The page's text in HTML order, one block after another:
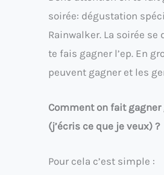
soirée: dégustation
Rainwalker. La soirée se
te fais gagner l’ep. En
peuvent gagner et les
Comment on fait
(j’écris ce que je veux) ?
Pour cela c’est simple :